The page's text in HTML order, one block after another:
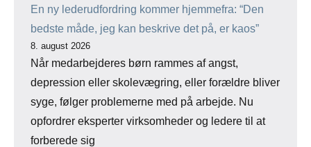
En ny lederudfordring kommer hjemmefra: “Den
bedste måde, jeg kan beskrive det på, er kaos”
8. august 2026
Når medarbejderes børn rammes af angst,
depression eller skolevægring, eller forældre bliver
syge, følger problemerne med på arbejde. Nu
opfordrer eksperter virksomheder og ledere til at
forberede sig